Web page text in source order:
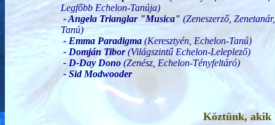
Legfőbb Echelon-Tanúja)
- Angela Trianglar "Musica" (Zeneszerző,
Tanú)
- Emma Paradigma (Keresztyén, Echelon-Tanú)
- Domján Tibor(Világszintű Echelon-Leleplező)
- D-Day Dono (Zenész, Echelon-Tényfeltáró)
- Sid Modwooder
Köztünk, akik